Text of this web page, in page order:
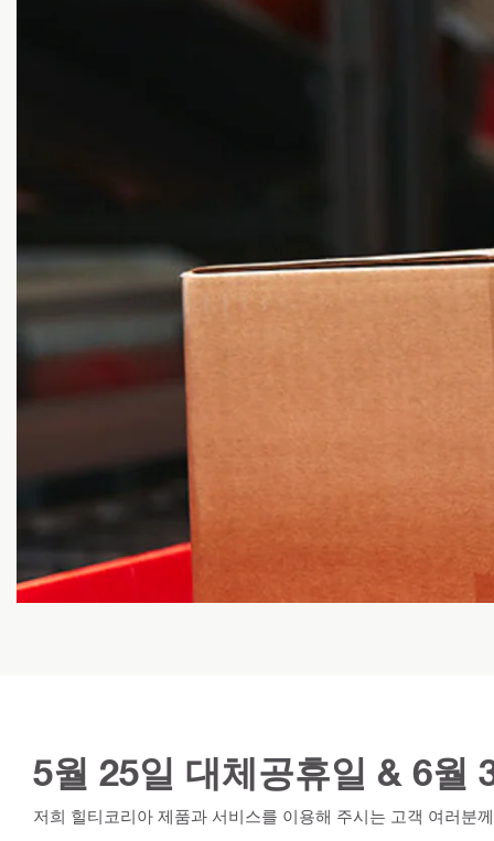
5월 25일 대체공휴일 & 6월
저희 힐티코리아 제품과 서비스를 이용해 주시는 고객 여러분